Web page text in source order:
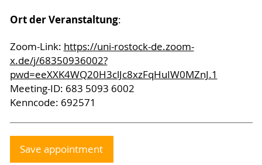
Ort der Veranstaltung:
Zoom-Link: https://uni-rostock-de.zoom-
x.de/j/68350936002?
pwd=eeXXK4WQ20H3clJc8xzFqHuIW0MZnJ.1
Meeting-ID: 683 5093 6002
Kenncode: 692571
Save appointment